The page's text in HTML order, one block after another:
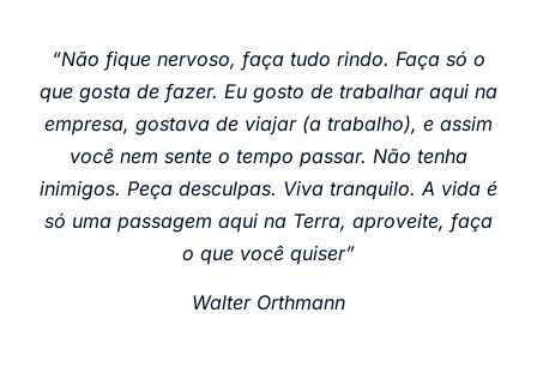
“Não fique nervoso, faça tudo rindo. Faça só o
que gosta de fazer. Eu gosto de trabalhar aqui na
empresa, gostava de viajar (a trabalho), e assim
você nem sente o tempo passar. Não tenha
inimigos. Peça desculpas. Viva tranquilo. A vida é
só uma passagem aqui na Terra, aproveite, faça
o que você quiser”
Walter Orthmann